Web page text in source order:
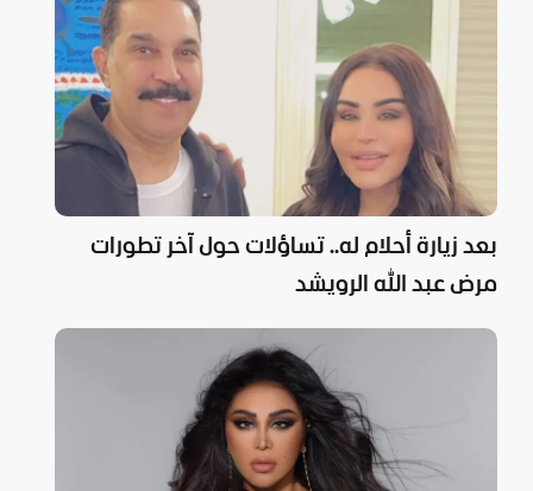
بعد زيارة أحلام له.. تساؤلات حول آخر تطورات
مرض عبد الله الرويشد